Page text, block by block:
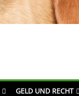
GELD UND RECHT